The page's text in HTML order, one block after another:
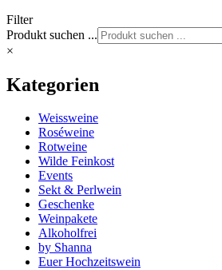
Filter
Produkt suchen ...
×
Kategorien
Weissweine
Roséweine
Rotweine
Wilde Feinkost
Events
Sekt & Perlwein
Geschenke
Weinpakete
Alkoholfrei
by Shanna
Euer Hochzeitswein